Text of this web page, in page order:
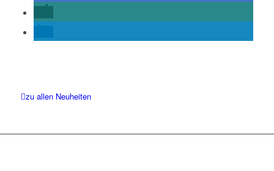
zu allen Neuheiten